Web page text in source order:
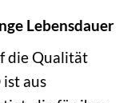
Lebensdauer
die Qualität
aus